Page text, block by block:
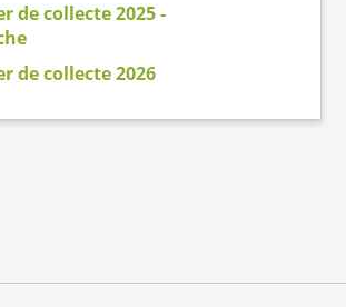
de collecte 2025 -
de collecte 2026